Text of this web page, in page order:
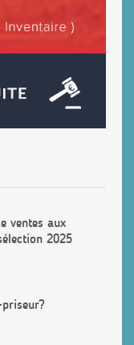
ventes aux
2025